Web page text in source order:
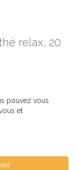
relax, 20
pouvez vous
et